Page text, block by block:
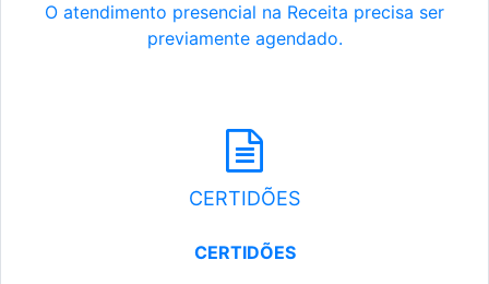
O atendimento presencial na Receita precisa ser
previamente agendado.
CERTIDÕES
CERTIDÕES